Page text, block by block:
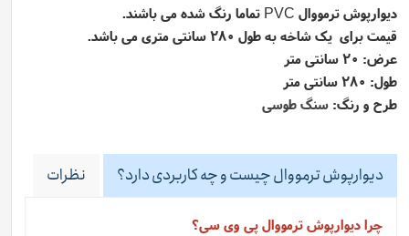
دیوارپوش ترمووال PVC تماما رنگ شده می باشند.
قیمت برای یک شاخه به طول 280 سانتی متری می باشد.
عرض: 20 سانتی متر
طول: 280 سانتی متر
طرح و رنگ: سنگ طوسی
دیوارپوش ترمووال چیست و چه کاربردی دارد؟ نظرات
چرا دیوارپوش ترمووال پی وی سی؟